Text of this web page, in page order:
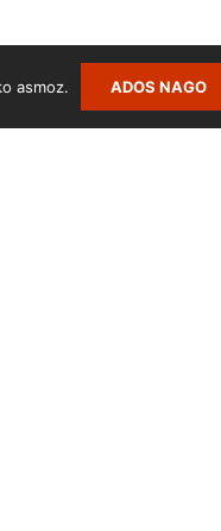
asmoz. ADOS NAGO